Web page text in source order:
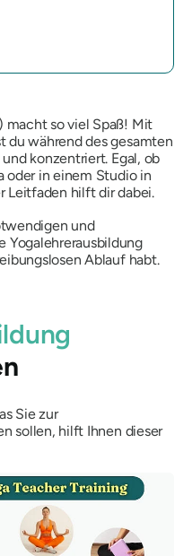
macht so viel Spaß! Mit
du während des gesamten
konzentriert. Egal, ob
oder in einem Studio in
Leitfaden hilft dir dabei.
und
Yogalehrerausbildung
Ablauf habt.
Sie zur
sollen, hilft Ihnen dieser